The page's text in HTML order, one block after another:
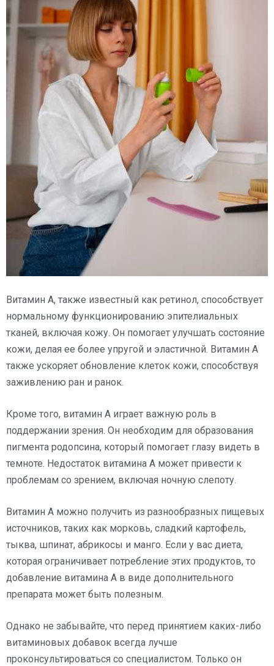
Витамин А, также известный как ретинол, способствует
нормальному функционированию эпителиальных
тканей, включая кожу. Он помогает улучшать состояние
кожи, делая ее более упругой и эластичной. Витамин А
также ускоряет обновление клеток кожи, способствуя
заживлению ран и ранок.
Кроме того, витамин А играет важную роль в
поддержании зрения. Он необходим для образования
пигмента родопсина, который помогает глазу видеть в
темноте. Недостаток витамина А может привести к
проблемам со зрением, включая ночную слепоту.
Витамин А можно получить из разнообразных пищевых
источников, таких как морковь, сладкий картофель,
тыква, шпинат, абрикосы и манго. Если у вас диета,
которая ограничивает потребление этих продуктов, то
добавление витамина А в виде дополнительного
препарата может быть полезным.
Однако не забывайте, что перед принятием каких-либо
витаминовых добавок всегда лучше
проконсультироваться со специалистом. Только он